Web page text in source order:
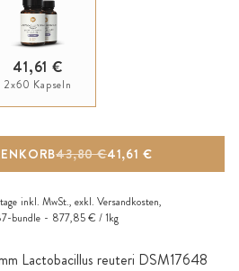
Lactobacillus reuteri DSM17648
41,61 €
2x60 Kapseln
41,61 €
43,80 €
inkl. MwSt., exkl. Versandkosten,
bundle 877,85 € / 1kg